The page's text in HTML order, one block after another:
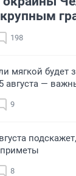
198
мягкой будет
августа —
9
8